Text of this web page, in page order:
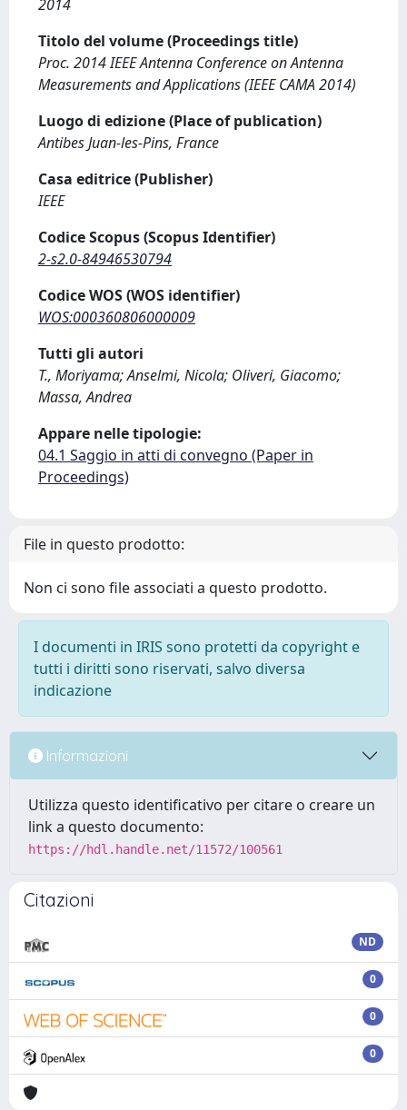
2014
Titolo del volume (Proceedings title)
Proc. 2014 IEEE Antenna Conference on Antenna
Measurements and Applications (IEEE CAMA 2014)
Luogo di edizione (Place of publication)
Antibes Juan-les-Pins, France
Casa editrice (Publisher)
IEEE
Codice Scopus (Scopus Identifier)
2-s2.0-84946530794
Codice WOS (WOS identifier)
WOS:000360806000009
Tutti gli autori
T., Moriyama; Anselmi, Nicola; Oliveri, Giacomo;
Massa, Andrea
Appare nelle tipologie:
04.1 Saggio in atti di convegno (Paper in
Proceedings)
File in questo prodotto:
Non ci sono file associati a questo prodotto.
I documenti in IRIS sono protetti da copyright e
tutti i diritti sono riservati, salvo diversa
indicazione
Informazioni
Utilizza questo identificativo per citare o creare un
link a questo documento:
https://hdl.handle.net/11572/100561
Citazioni
ND
0
0
0